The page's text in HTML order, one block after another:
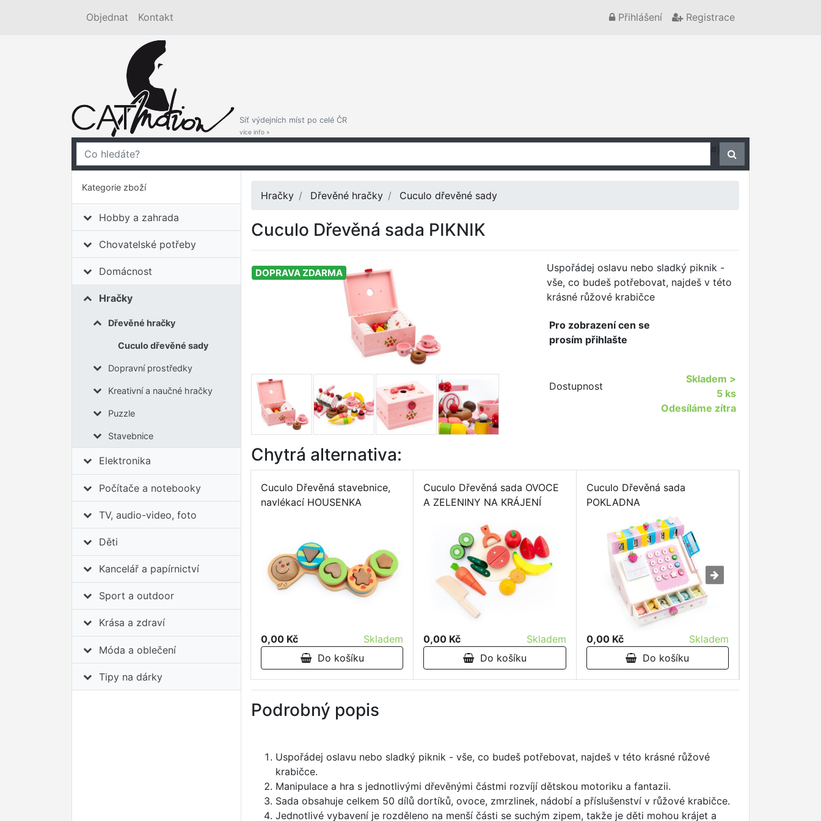
Objednat Kontakt Přihlášení Registrace
Síť výdejních míst po celé ČR
více info »
#}
Kategorie zboží
Hobby a zahrada
Chovatelské potřeby
Domácnost
Hračky
Dřevěné hračky
Cuculo dřevěné sady
Dopravní prostředky
Kreativní a naučné hračky
Puzzle
Stavebnice
Elektronika
Počítače a notebooky
TV, audio-video, foto
Děti
Kancelář a papírnictví
Sport a outdoor
Krása a zdraví
Móda a oblečení
Tipy na dárky
Hračky Dřevěné hračky Cuculo dřevěné sady
Cuculo Dřevěná sada PIKNIK
DOPRAVA ZDARMA
Uspořádej oslavu nebo sladký piknik -
vše, co budeš potřebovat, najdeš v této
krásné růžové krabičce
Pro zobrazení cen se
prosím přihlašte
Dostupnost
Skladem >
5 ks
Odesíláme zítra
Chytrá alternativa:
Cuculo Dřevěná stavebnice,
navlékací HOUSENKA
0,00 Kč
Skladem
Do košíku
Cuculo Dřevěná sada OVOCE
A ZELENINY NA KRÁJENÍ
0,00 Kč
Skladem
Do košíku
Cuculo Dřevěná sada
POKLADNA
0,00 Kč
Skladem
Do košíku
Podrobný popis
Uspořádej oslavu nebo sladký piknik - vše, co budeš potřebovat, najdeš v této krásné růžové
krabičce.
Manipulace a hra s jednotlivými dřevěnými částmi rozvíjí dětskou motoriku a fantazii.
Sada obsahuje celkem 50 dílů dortíků, ovoce, zmrzlinek, nádobí a příslušenství v růžové krabičce.
Jednotlivé vybavení je rozděleno na menší části se suchým zipem, takže je děti mohou krájet a